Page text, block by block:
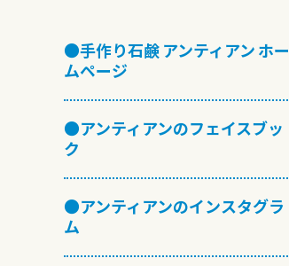
●手作り石鹸 アンティアン ホー
ムページ
●アンティアンのフェイスブッ
ク
●アンティアンのインスタグラ
ム